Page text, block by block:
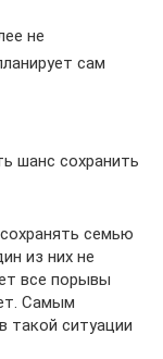
не
сам
шанс сохранить
семью
из них не
все порывы
Самым
такой ситуации